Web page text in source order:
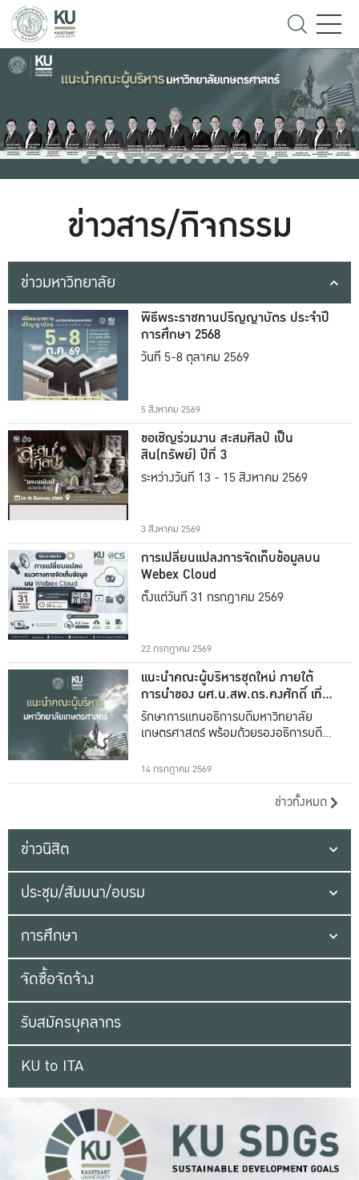
ข่าวสาร/กิจกรรม
ข่าวมหาวิทยาลัย
พิธีพระราชทานปริญญาบัตร ประจำปี
การศึกษา 2568
วันที่ 5-8 ตุลาคม 2569
5 สิงหาคม 2569
ขอเชิญร่วมงาน สะสมศิลป์ เป็น
สิน(ทรัพย์) ปีที่ 3
ระหว่างวันที่ 13 - 15 สิงหาคม 2569
3 สิงหาคม 2569
การเปลี่ยนแปลงการจัดเก็บข้อมูลบน
Webex Cloud
ตั้งแต่วันที่ 31 กรกฎาคม 2569
22 กรกฎาคม 2569
แนะนำคณะผู้บริหารชุดใหม่ ภายใต้
การนำของ ผศ.น.สพ.ดร.คงศักดิ์ เที่ยง
ธรรม
รักษาการแทนอธิการบดีมหาวิทยาลัย
เกษตรศาสตร์ พร้อมด้วยรองอธิการบดีทั้ง
14 กรกฎาคม 2569
ข่าวทั้งหมด
ข่าวนิสิต
ประชุม/สัมมนา/อบรม
การศึกษา
จัดซื้อจัดจ้าง
รับสมัครบุคลากร
KU to ITA